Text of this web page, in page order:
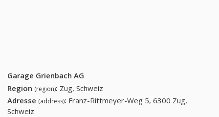
Garage Grienbach AG
Region (region): Zug, Schweiz
Adresse (address): Franz-Rittmeyer-Weg 5, 6300 Zug,
Schweiz